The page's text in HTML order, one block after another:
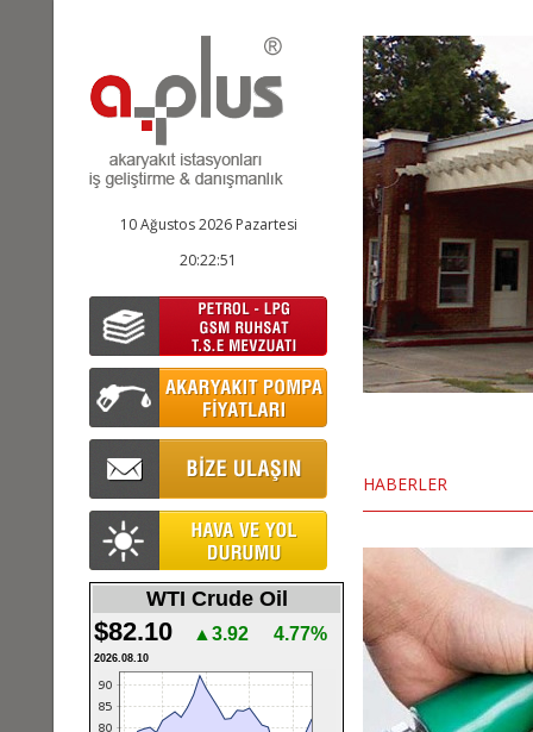
10 Ağustos 2026 Pazartesi
20:22:52
WTI Crude Oil
$82.10 ▲3.92 4.77%
2026.08.10
HABERLER